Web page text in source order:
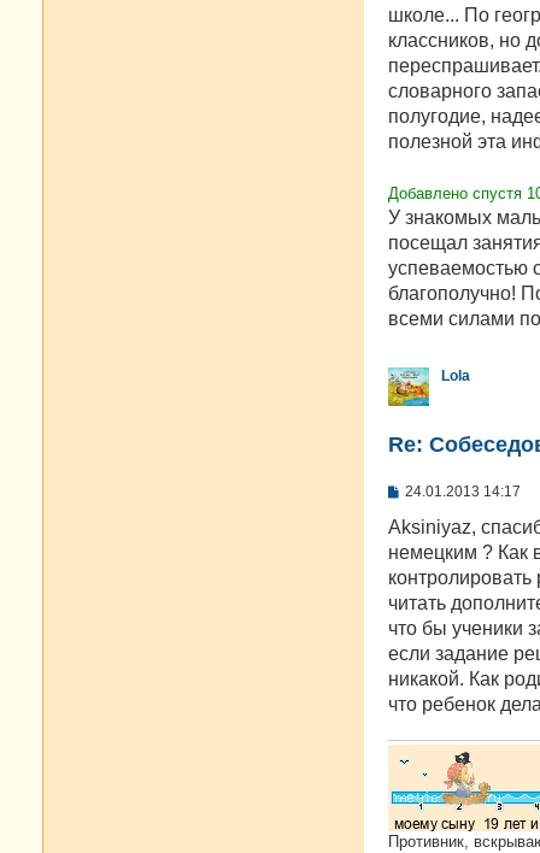
школе... По
классников, но
словарного
полугодие,
полезной эта
Добавлено спустя
У знакомых
посещал
успеваемостью
благополучно!
всеми силами
Lola
Re:
С
о
щ
е
и
е
24.01.2013 14:17
Aksiniyaz,
немецким ? Как
читать
что бы ученики
если задание
никакой. Как
что ребенок
Противник,